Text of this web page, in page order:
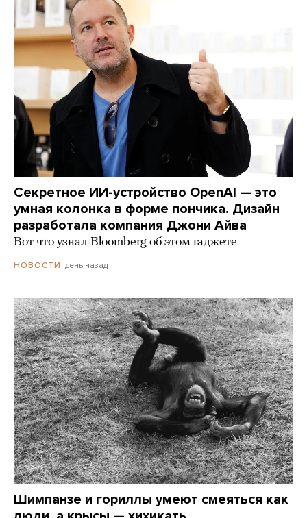
Секретное ИИ-устройство OpenAI — это
умная колонка в форме пончика. Дизайн
разработала компания Джони Айва
Вот что узнал Bloomberg об этом гаджете
НОВОСТИ день назад
Шимпанзе и гориллы умеют смеяться как